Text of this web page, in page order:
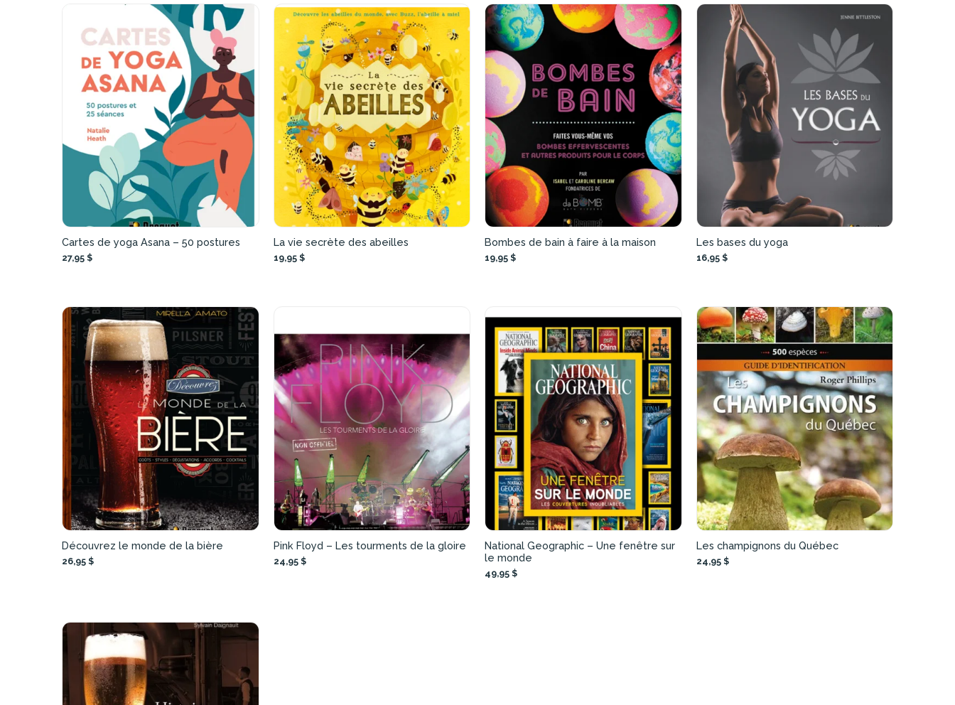
Cartes de yoga Asana – 50 postures
27,95 $
La vie secrète des abeilles
19,95 $
Bombes de bain à faire à la maison
19,95 $
Les bases du yoga
16,95 $
Découvrez le monde de la bière
26,95 $
Pink Floyd – Les tourments de la gloire
24,95 $
National Geographic – Une fenêtre sur
le monde
49,95 $
Les champignons du Québec
24,95 $